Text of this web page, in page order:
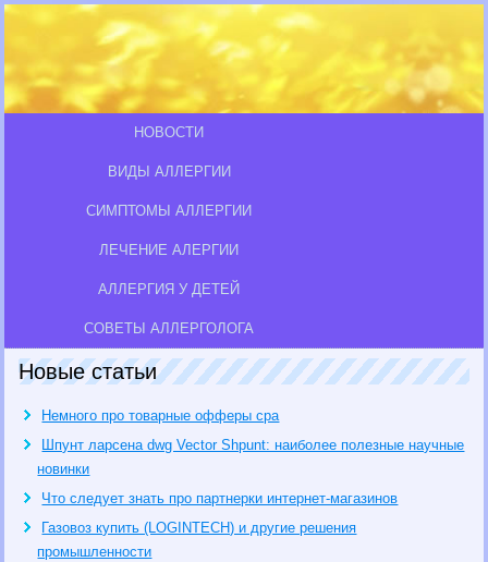
НОВОСТИ
ВИДЫ АЛЛЕРГИИ
СИМПТОМЫ АЛЛЕРГИИ
ЛЕЧЕНИЕ АЛЕРГИИ
АЛЛЕРГИЯ У ДЕТЕЙ
СОВЕТЫ АЛЛЕРГОЛОГА
Новые статьи
Немного про товарные офферы cpa
Шпунт ларсена dwg Vector Shpunt: наиболее полезные научные
новинки
Что следует знать про партнерки интернет-магазинов
Газовоз купить (LOGINTECH) и другие решения
промышленности